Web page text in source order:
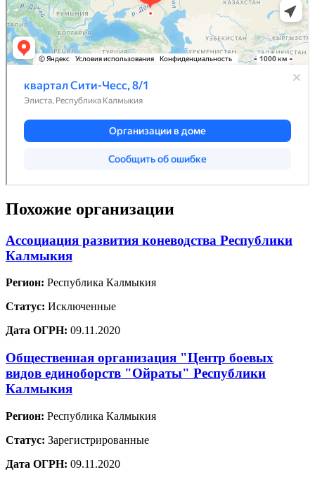
Похожие организации
Ассоциация развития коневодства Республики
Калмыкия
Регион: Республика Калмыкия
Статус: Исключенные
Дата ОГРН: 09.11.2020
Общественная организация "Центр боевых
видов единоборств "Ойраты" Республики
Калмыкия
Регион: Республика Калмыкия
Статус: Зарегистрированные
Дата ОГРН: 09.11.2020